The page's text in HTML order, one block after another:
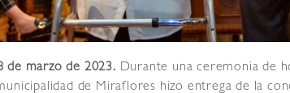
de marzo de 2023. Durante una ceremonia de
de Miraflores hizo entrega de la